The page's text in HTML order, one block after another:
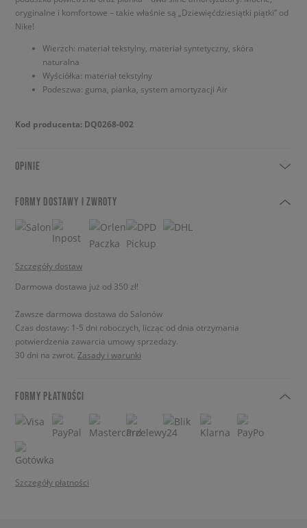
oryginalne i komfortowe – takie właśnie są „Dziewięćdziesiątki piątki” od
Nike!
Wierzch: materiał tekstylny, materiał syntetyczny, skóra
naturalna
Wyściółka: materiał tekstylny
Podeszwa: guma, pianka, system amortyzacji Air
Kod producenta: DQ0268-002
OPINIE
FORMY DOSTAWY I ZWROTY
Szczegóły dostaw
Darmowa dostawa już od 350 zł!
Zawsze darmowa dostawa do Salonów
Czas dostawy: 1-5 dni roboczych, licząc od dnia otrzymania
potwierdzenia zawarcia umowy sprzedaży.
30 dni na zwrot. Zasady i warunki
FORMY PŁATNOŚCI
Szczegóły płatności